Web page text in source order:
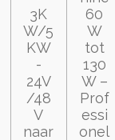
3K
W/5
KW
-
24V
/48
V
naar
60
W
tot
130
W –
Prof
essi
onel